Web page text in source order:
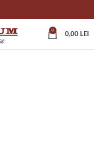
0
0,00 LEI